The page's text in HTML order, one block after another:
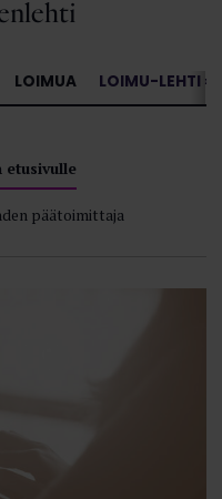
LOIMUA LOIMU-LEHTI »
etusivulle
päätoimittaja